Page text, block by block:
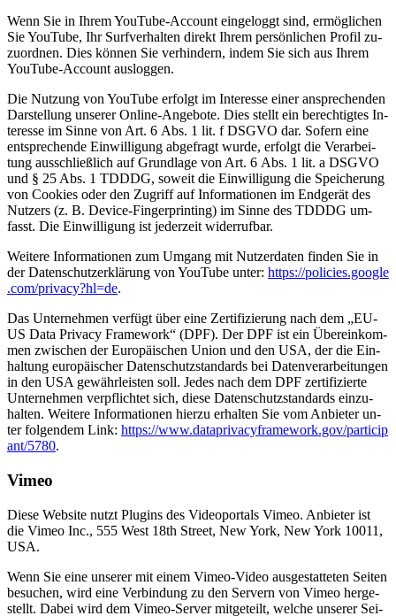
Wenn Sie in Ih­rem You­Tube-Ac­count ein­ge­loggt sind, er­mög­li­chen
Sie You­Tube, Ihr Surf­ver­hal­ten di­rekt Ih­rem per­sön­li­chen Pro­fil zu­
zu­ord­nen. Dies kön­nen Sie ver­hin­dern, in­dem Sie sich aus Ih­rem
You­Tube-Ac­count aus­log­gen.
Die Nut­zung von You­Tube er­folgt im In­ter­es­se ei­ner an­spre­chen­den
Dar­stel­lung un­se­rer On­line-An­ge­bo­te. Dies stellt ein be­rech­tig­tes In­
ter­es­se im Sin­ne von Art. 6 Abs. 1 lit. f DSGVO dar. So­fern eine
ent­spre­chen­de Ein­wil­li­gung ab­ge­fragt wur­de, er­folgt die Ver­ar­bei­
tung aus­schließ­lich auf Grund­la­ge von Art. 6 Abs. 1 lit. a DSGVO
und § 25 Abs. 1 TDDDG, so­weit die Ein­wil­li­gung die Spei­che­rung
von Coo­kies oder den Zu­griff auf In­for­ma­tio­nen im End­ge­rät des
Nut­zers (z. B. De­vice-Fin­ger­prin­ting) im Sin­ne des TDDDG um­
fasst. Die Ein­wil­li­gung ist je­der­zeit wi­der­ruf­bar.
Wei­te­re In­for­ma­tio­nen zum Um­gang mit Nut­zer­da­ten fin­den Sie in
der Da­ten­schutz­er­klä­rung von You­Tube un­ter: https://​po​li​ci​es​.goog​le​
.com/​p​r​i​v​a​c​y​?​h​l​=de.
Das Un­ter­neh­men ver­fügt über eine Zer­ti­fi­zie­rung nach dem „EU-
US Data Pri­va­cy Frame­work“ (DPF). Der DPF ist ein Über­ein­kom­
men zwi­schen der Eu­ro­päi­schen Uni­on und den USA, der die Ein­
hal­tung eu­ro­päi­scher Da­ten­schutz­stan­dards bei Da­ten­ver­ar­bei­tun­gen
in den USA ge­währ­leis­ten soll. Je­des nach dem DPF zer­ti­fi­zier­te
Un­ter­neh­men ver­pflich­tet sich, die­se Da­ten­schutz­stan­dards ein­zu­
hal­ten. Wei­te­re In­for­ma­tio­nen hier­zu er­hal­ten Sie vom An­bie­ter un­
ter fol­gen­dem Link: https://​www​.da​ta​pri​va​cy​frame​work​.gov/​p​a​r​t​i​c​i​p​
a​n​t​/​5​780.
Vi­meo
Die­se Web­site nutzt Plug­ins des Vi­deo­por­tals Vi­meo. An­bie­ter ist
die Vi­meo Inc., 555 West 18th Street, New York, New York 10011,
USA.
Wenn Sie eine un­se­rer mit ei­nem Vi­meo-Vi­deo aus­ge­stat­te­ten Sei­ten
be­su­chen, wird eine Ver­bin­dung zu den Ser­vern von Vi­meo her­ge­
stellt. Da­bei wird dem Vi­meo-Ser­ver mit­ge­teilt, wel­che un­se­rer Sei­